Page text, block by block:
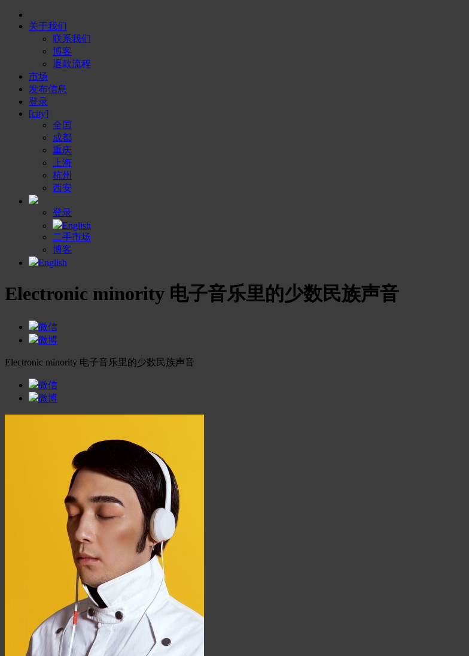
关于我们
联系我们
博客
退款流程
市场
发布信息
登录
[city]
全国
成都
重庆
上海
杭州
西安
登录
English
二手市场
博客
English
Electronic minority 电子音乐里的少数民族声音
微信
微博
Electronic minority 电子音乐里的少数民族声音
微信
微博